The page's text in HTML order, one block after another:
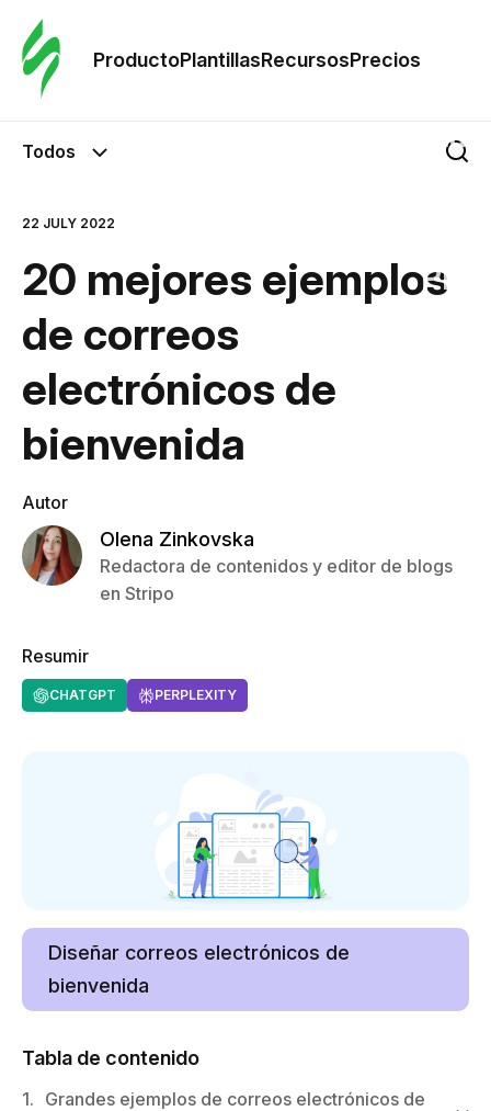
ProductoPlantillasRecursosPrecios
Todos
22 JULY 2022
20 mejores ejemplos
de correos
electrónicos de
bienvenida
Autor
Olena Zinkovska
Redactora de contenidos y editor de blogs
en Stripo
Resumir
CHATGPT PERPLEXITY
Diseñar correos electrónicos de
bienvenida
Tabla de contenido
1. Grandes ejemplos de correos electrónicos de